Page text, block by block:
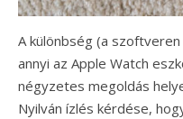
A különbség (a
annyi az Apple Watch
négyzetes megoldás
Nyilván ízlés kérdése,